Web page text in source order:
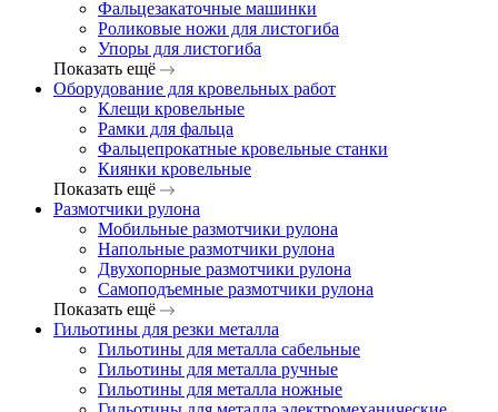
Фальцезакаточные машинки
Роликовые ножи для листогиба
Упоры для листогиба
Показать ещё
Оборудование для кровельных работ
Клещи кровельные
Рамки для фальца
Фальцепрокатные кровельные станки
Киянки кровельные
Показать ещё
Размотчики рулона
Мобильные размотчики рулона
Напольные размотчики рулона
Двухопорные размотчики рулона
Самоподъемные размотчики рулона
Показать ещё
Гильотины для резки металла
Гильотины для металла сабельные
Гильотины для металла ручные
Гильотины для металла ножные